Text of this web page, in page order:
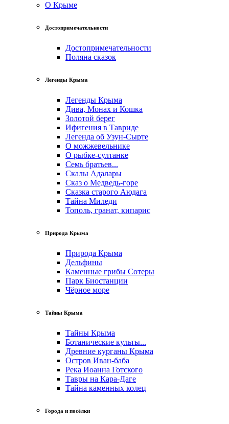
О Крыме
Достопримечательности
Достопримечательности
Поляна сказок
Легенды Крыма
Легенды Крыма
Дива, Монах и Кошка
Золотой берег
Ифигения в Тавриде
Легенда об Узун-Сырте
О можжевельнике
О рыбке-султанке
Семь братьев...
Скалы Адалары
Сказ о Медведь-горе
Сказка старого Аюдага
Тайна Миледи
Тополь, гранат, кипарис
Природа Крыма
Природа Крыма
Дельфины
Каменные грибы Сотеры
Парк Биостанции
Чёрное море
Тайны Крыма
Тайны Крыма
Ботанические культы...
Древние курганы Крыма
Остров Иван-баба
Река Иоанна Готского
Тавры на Кара-Даге
Тайна каменных колец
Города и посёлки